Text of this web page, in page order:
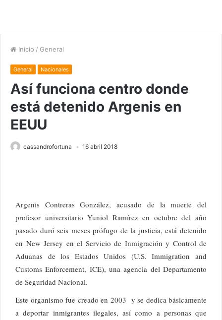
Inicio / General
General Nacionales
Así funciona centro donde
está detenido Argenis en
EEUU
cassandrofortuna 16 abril 2018
Argenis Contreras González, acusado de la muerte del
profesor universitario Yuniol Ramírez en octubre del año
pasado duró seis meses prófugo de la justicia, está detenido
en New Jersey en el Servicio de Inmigración y Control de
Aduanas de los Estados Unidos (U.S. Immigration and
Customs Enforcement, ICE), una agencia del Departamento
de Seguridad Nacional.
Este organismo fue creado en 2003 y se dedica básicamente
a deportar inmigrantes ilegales, así como a personas que